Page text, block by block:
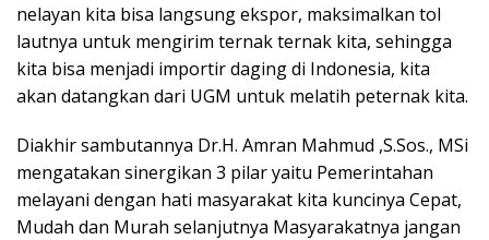
nelayan kita bisa langsung ekspor, maksimalkan tol
lautnya untuk mengirim ternak ternak kita, sehingga
kita bisa menjadi importir daging di Indonesia, kita
akan datangkan dari UGM untuk melatih peternak kita.
Diakhir sambutannya Dr.H. Amran Mahmud ,S.Sos., MSi
mengatakan sinergikan 3 pilar yaitu Pemerintahan
melayani dengan hati masyarakat kita kuncinya Cepat,
Mudah dan Murah selanjutnya Masyarakatnya jangan